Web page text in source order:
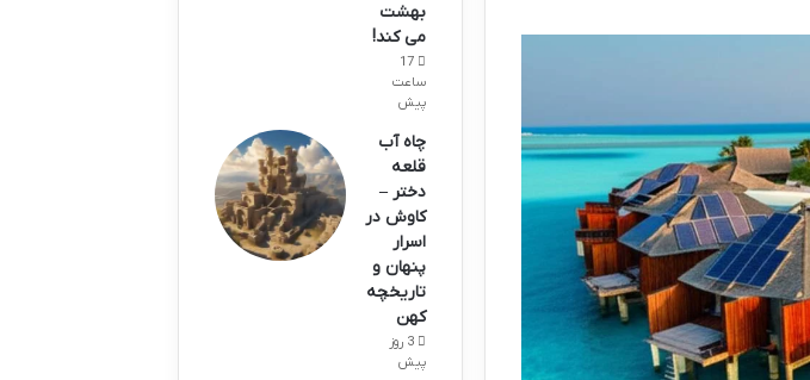
بهشت
می کند!
17
ساعت
پیش
چاه آب
قلعه
دختر –
کاوش در
اسرار
پنهان و
تاریخچه
کهن
3 روز
پیش